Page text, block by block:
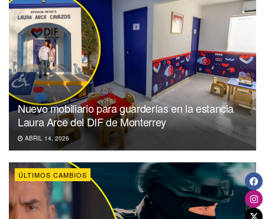
Nuevo mobiliario para guarderías en la estancia
Laura Arce del DIF de Monterrey
ABRIL 14, 2026
ÚLTIMOS CAMBIOS